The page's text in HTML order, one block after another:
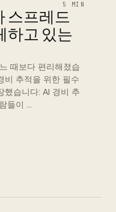
5 MIN
스프레드
하고 있는
때보다 편리해졌습
비 추적을 위한 필수
했습니다: AI 경비 추
들이 …